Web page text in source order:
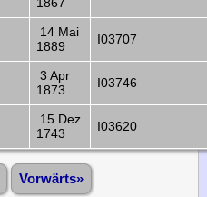
14 Mai
1889
I03707
3 Apr
1873
I03746
15 Dez
1743
I03620
Vorwärts»